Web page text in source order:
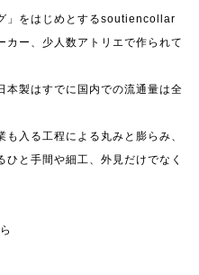
」をはじめとするsoutiencollar
カー、少人数アトリエで作られて
本製はすでに国内での流通量は全
入る工程による丸みと膨らみ、
と手間や細工、外見だけでなく